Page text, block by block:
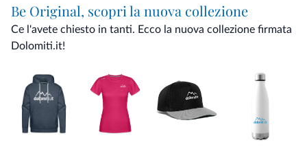
Be Original, scopri la nuova collezione
Ce l'avete chiesto in tanti. Ecco la nuova collezione firmata
Dolomiti.it!